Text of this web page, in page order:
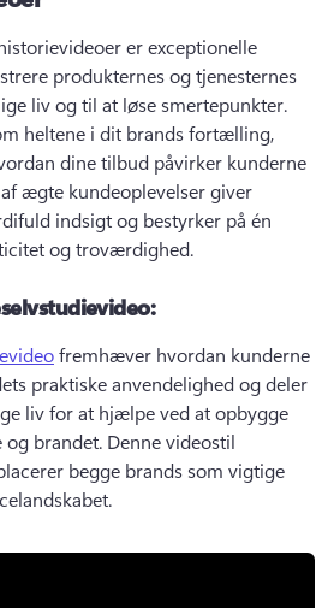
er exceptionelle
produkternes og tjenesternes
heltene i dit brands fortælling,
dine tilbud påvirker kunderne
ægte kundeoplevelser giver
indsigt og bestyrker på én
og troværdighed.
fremhæver hvordan kunderne
praktiske anvendelighed og deler
liv for at hjælpe ved at opbygge
brandet. Denne videostil
begge brands som vigtige